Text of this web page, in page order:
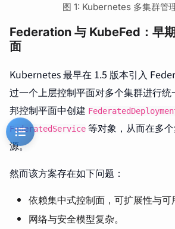
图 1: Kubernetes 多集群管
Federation 与 KubeFed：早
面
Kubernetes 最早在 1.5 版本引入
过一个上层控制平面对多个集群进行
邦控制平面中创建
FederatedService 等对象，从而在多
源。
然而该方案存在如下问题：
依赖集中式控制面，可扩展性与可
网络与安全模型复杂。